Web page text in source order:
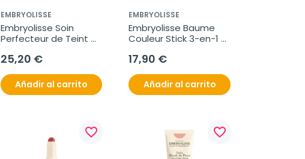
EMBRYOLISSE
Embryolisse Soin
Perfecteur de Teint
ml
25,20 €
Añadir al carrito
EMBRYOLISSE
Embryolisse Baume
Couleur Stick 3-en-1
17,90 €
Añadir al carrito
favorite_border favorite_border